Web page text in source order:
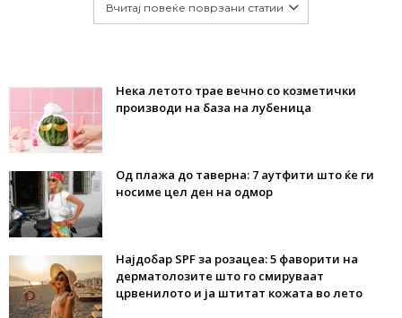
Вчитај повеќе поврзани статии
Нека летото трае вечно со козметички
производи на база на лубеница
Од плажа до таверна: 7 аутфити што ќе ги
носиме цел ден на одмор
Најдобар SPF за розацеа: 5 фаворити на
дерматолозите што го смируваат
црвенилото и ја штитат кожата во лето